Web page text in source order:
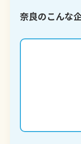
奈良のこんな
専門的